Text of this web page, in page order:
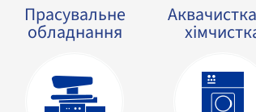
Прасувальне
обладнання